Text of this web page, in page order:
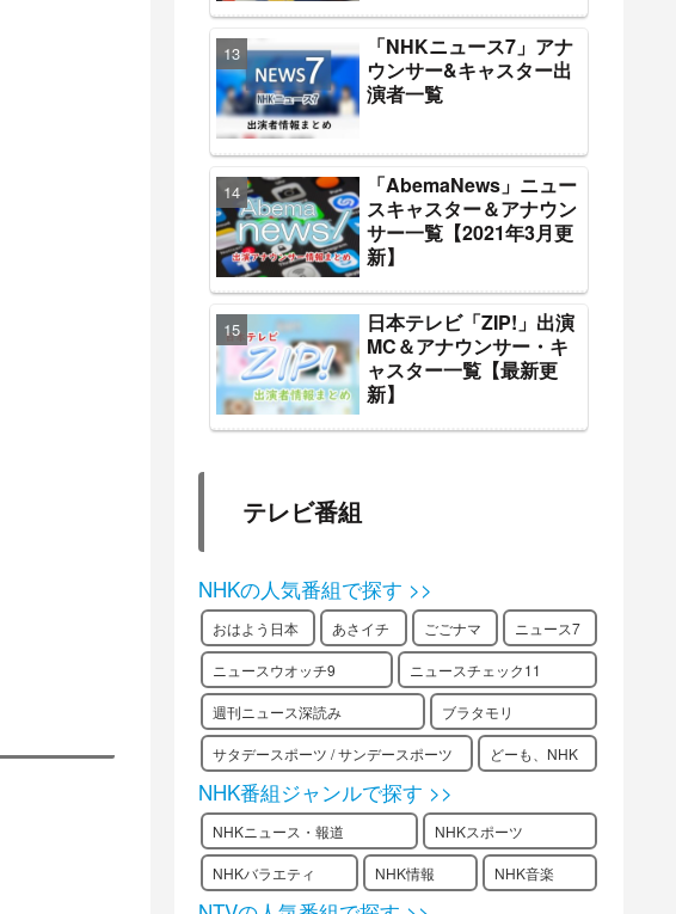
「NHKニュース7」アナ
ウンサー&キャスター出
演者一覧
「AbemaNews」ニュー
スキャスター＆アナウン
サー一覧【2021年3月更
新】
日本テレビ「ZIP!」出演
MC＆アナウンサー・キ
ャスター一覧【最新更
新】
テレビ番組
NHKの人気番組で探す >>
おはよう日本 あさイチ ごごナマ ニュース7
ニュースウオッチ9 ニュースチェック11
週刊ニュース深読み ブラタモリ
サタデースポーツ / サンデースポーツ どーも、NHK
NHK番組ジャンルで探す >>
NHKニュース・報道 NHKスポーツ
NHKバラエティ NHK情報 NHK音楽